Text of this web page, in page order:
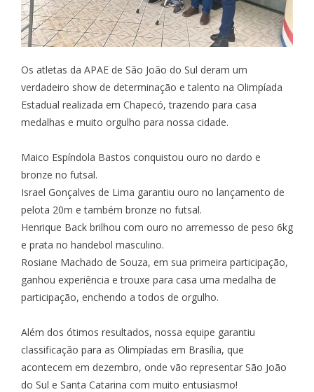
Os atletas da APAE de São João do Sul deram um
verdadeiro show de determinação e talento na Olimpíada
Estadual realizada em Chapecó, trazendo para casa
medalhas e muito orgulho para nossa cidade.
Maico Espíndola Bastos conquistou ouro no dardo e
bronze no futsal.
Israel Gonçalves de Lima garantiu ouro no lançamento de
pelota 20m e também bronze no futsal.
Henrique Back brilhou com ouro no arremesso de peso 6kg
e prata no handebol masculino.
Rosiane Machado de Souza, em sua primeira participação,
ganhou experiência e trouxe para casa uma medalha de
participação, enchendo a todos de orgulho.
Além dos ótimos resultados, nossa equipe garantiu
classificação para as Olimpíadas em Brasília, que
acontecem em dezembro, onde vão representar São João
do Sul e Santa Catarina com muito entusiasmo!